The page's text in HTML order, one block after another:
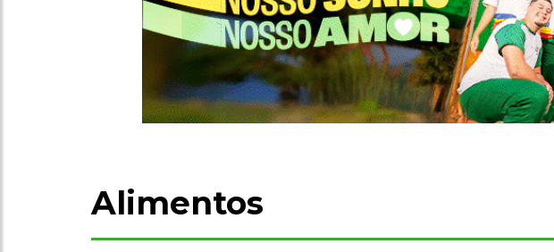
Alimentos